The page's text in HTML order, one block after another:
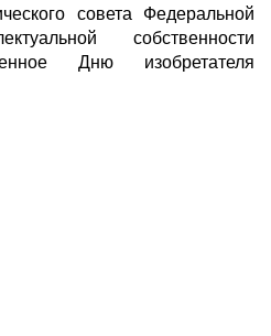
совета Федеральной
собственности
Дню изобретателя